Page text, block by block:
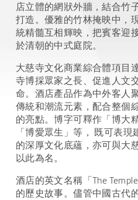
店立體的網狀外牆，結合竹
打造。優雅的竹林掩映中，
統精髓互相輝映，把賓客迎
於清朝的中式庭院。
大慈寺文化商業綜合體項目
寺博採眾家之長、促進人文
命。酒店產品作為中外客人
傳統和潮流元素，配合整個
的亮點。博字可釋作「博大
「博愛眾生」等， 既可表
的深厚文化底蘊，亦可與大
以此為名。
酒店的英文名稱「The
的歷史故事。儘管中國古代